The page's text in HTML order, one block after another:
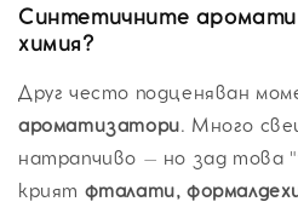
Синтетичните
химия?
Друг често подценяван
ароматизатори. Много
натрапчиво – но зад това
крият фталати,